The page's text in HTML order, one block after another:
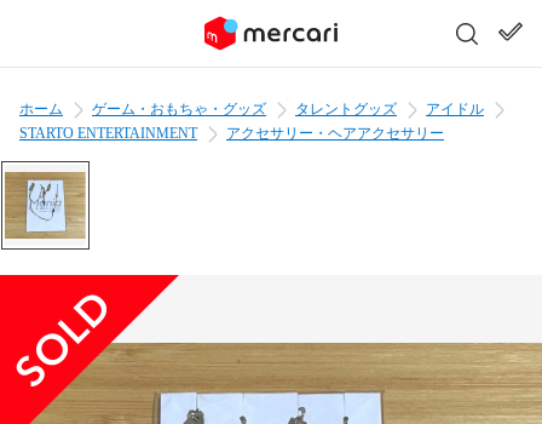
ホーム ゲーム・おもちゃ・グッズ タレントグッズ
アイドル
STARTO ENTERTAINMENT
アクセサリー・ヘアアクセサリー